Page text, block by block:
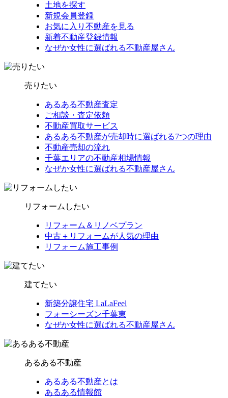
土地を探す
新規会員登録
お気に入り不動産を見る
新着不動産登録情報
なぜか女性に選ばれる不動産屋さん
売りたい
あるある不動産査定
ご相談・査定依頼
不動産買取サービス
あるある不動産が売却時に選ばれる7つの理由
不動産売却の流れ
千葉エリアの不動産相場情報
なぜか女性に選ばれる不動産屋さん
リフォームしたい
リフォーム＆リノベプラン
中古＋リフォームが人気の理由
リフォーム施工事例
建てたい
新築分譲住宅 LaLaFeel
フォーシーズン千葉東
なぜか女性に選ばれる不動産屋さん
あるある不動産
あるある不動産とは
あるある情報館